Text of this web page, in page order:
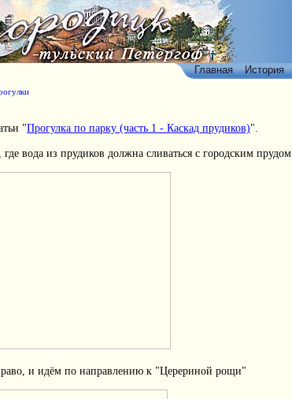
Главная История
"Прогулка по парку (часть 1 - Каскад прудиков)".
вода из прудиков должна сливаться с городским прудом
и идём по направлению к "Церериной рощи"